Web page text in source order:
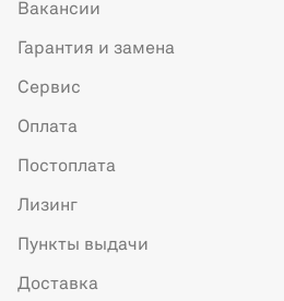
Вакансии
Гарантия и замена
Сервис
Оплата
Постоплата
Лизинг
Пункты выдачи
Доставка